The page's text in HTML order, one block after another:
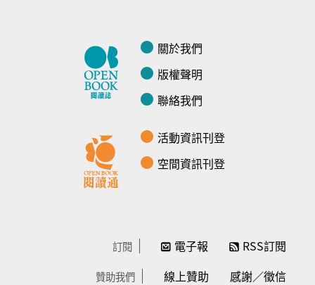
關於我們
版權聲明
聯絡我們
活動資訊刊登
空間資訊刊登
訂閱 電子報 RSS訂閱
贊助我們 線上贊助 感謝／徵信